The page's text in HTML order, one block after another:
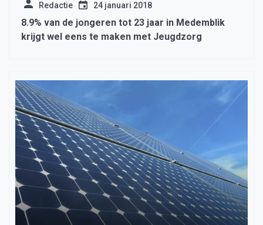
Redactie 24 januari 2018
8.9% van de jongeren tot 23 jaar in Medemblik
krijgt wel eens te maken met Jeugdzorg